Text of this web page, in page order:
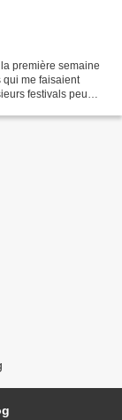
première semaine
qui me faisaient
festivals peu